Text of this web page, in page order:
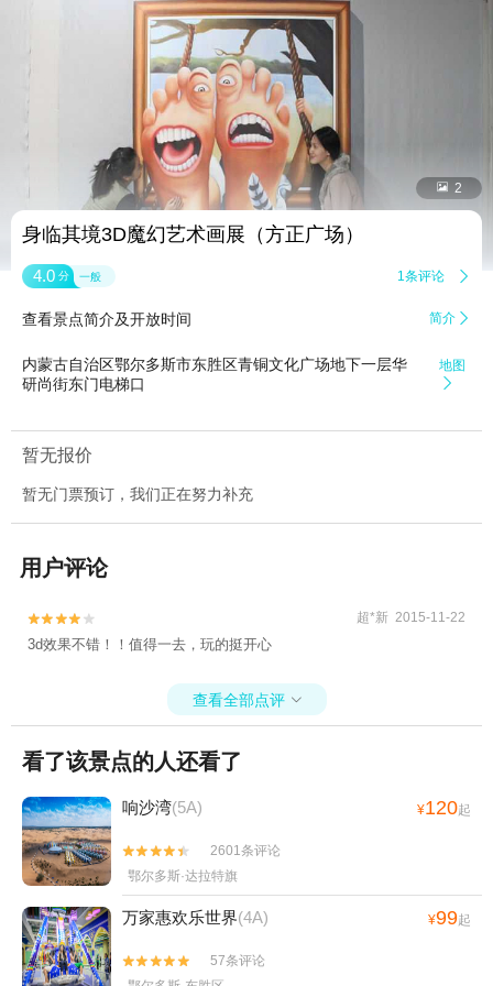
 2
身临其境3D魔幻艺术画展（方正广场）
4.0 分 一般 1条评论 
查看景点简介及开放时间 简介 
内蒙古自治区鄂尔多斯市东胜区青铜文化广场地下一层华
研尚街东门电梯口
地图

暂无报价
暂无门票预订，我们正在努力补充
用户评论

 超*新 2015-11-22
3d效果不错！！值得一去，玩的挺开心
查看全部点评 
看了该景点的人还看了
响沙湾(5A) ¥120起


2601条评论
鄂尔多斯·达拉特旗
万家惠欢乐世界(4A) ¥99起


57条评论